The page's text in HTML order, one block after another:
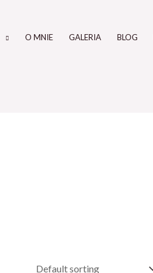
O MNIE GALERIA BLOG